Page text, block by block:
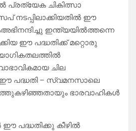
പ്രത്യേക ചികിത്സാ
നടപ്പിലാക്കിയതിൽ ഈ
ഇന്ത്യയിൽത്തന്നെ
ഈ പദ്ധതിക്ക് മറ്റൊരു
ചില
ഈ പദ്ധതി – സ്വമനസാലെ
ഭാരവാഹികൾ
ഈ പദ്ധതിക്കു കീഴിൽ